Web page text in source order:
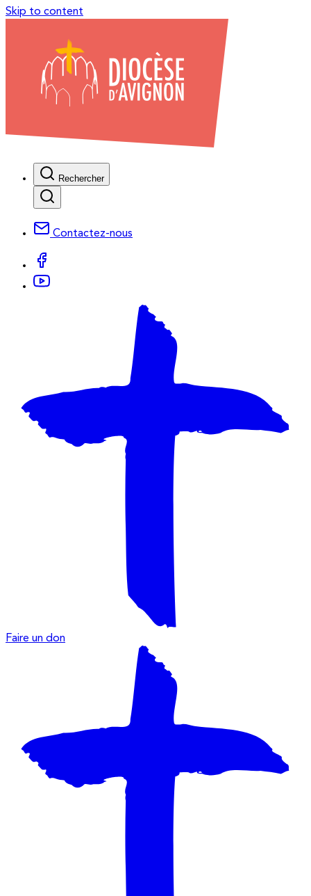
Skip to content
Rechercher
Contactez-nous
Faire un don